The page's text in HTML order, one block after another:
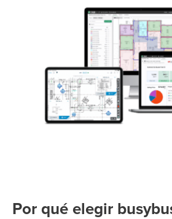
Por qué elegir